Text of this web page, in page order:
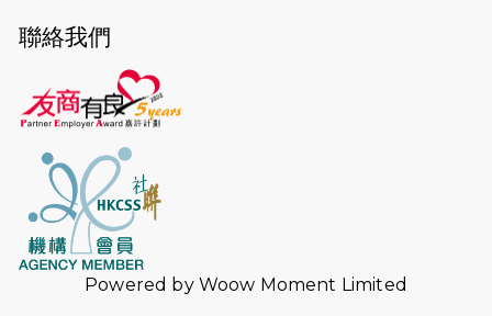
2026-04-11
2026-04-10 太古家＋賞系列：漫步魔術與音樂
2026-04-09
2026-04-02
2026-03-26
猛龍長跑隊恆常練習 - 3月26日
聯絡我們
Powered by Woow Moment Limited